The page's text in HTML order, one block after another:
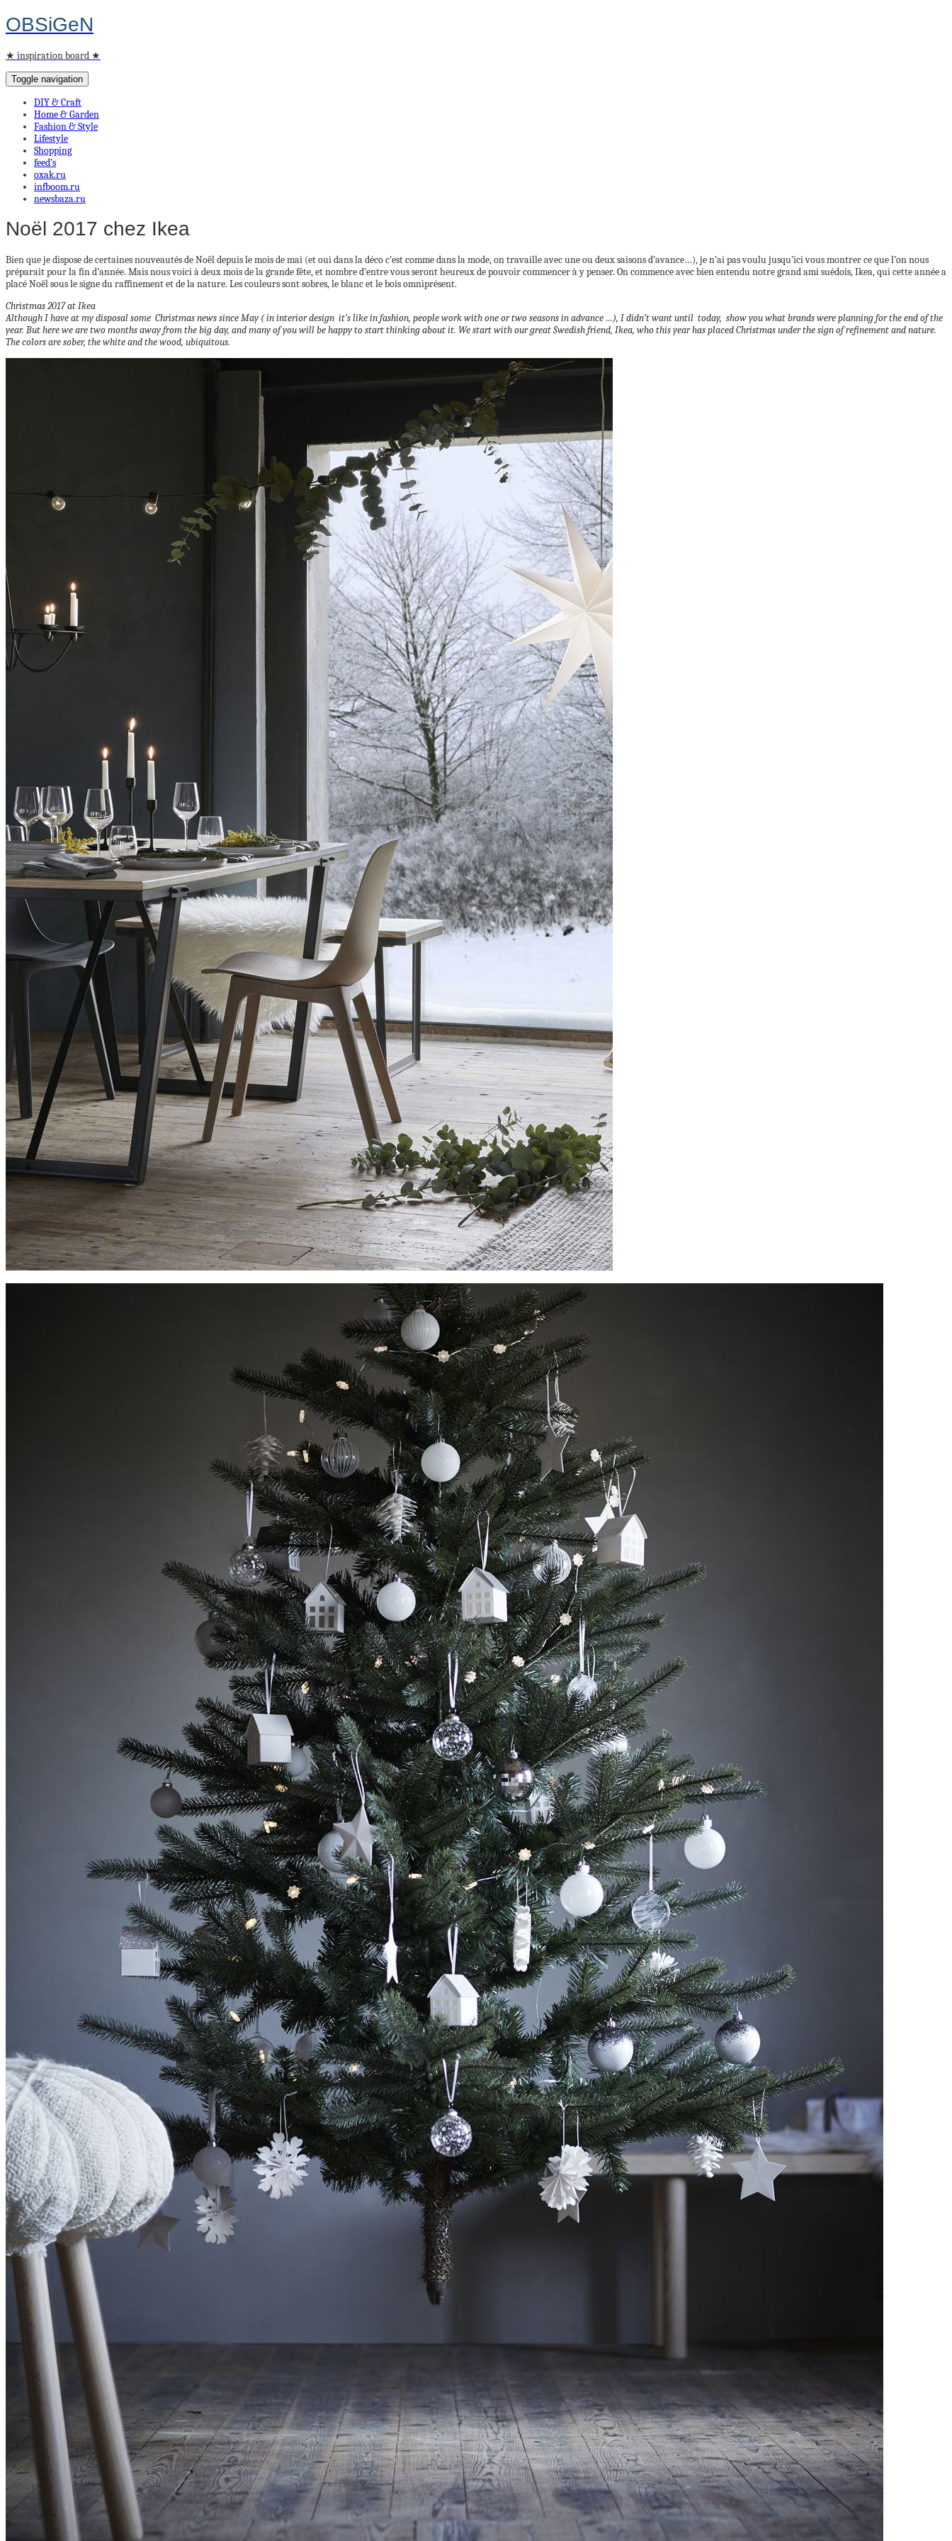
OBSiGeN
★ inspiration board ★
Toggle navigation
DIY & Craft
Home & Garden
Fashion & Style
Lifestyle
Shopping
feed’s
oxak.ru
infboom.ru
newsbaza.ru
Noël 2017 chez Ikea
Bien que je dispose de certaines nouveautés de Noël depuis le mois de mai (et oui dans la déco c’est comme dans la mode, on travaille avec une ou deux saisons d’avance…), je n’ai pas voulu jusqu’ici vous montrer ce que l’on nous
préparait pour la fin d’année. Mais nous voici à deux mois de la grande fête, et nombre d’entre vous seront heureux de pouvoir commencer à y penser. On commence avec bien entendu notre grand ami suédois, Ikea, qui cette année a
placé Noël sous le signe du raffinement et de la nature. Les couleurs sont sobres, le blanc et le bois omniprésent.
Christmas 2017 at Ikea
Although I have at my disposal some Christmas news since May ( in interior design it’s like in fashion, people work with one or two seasons in advance …), I didn’t want until today, show you what brands were planning for the end of the
year. But here we are two months away from the big day, and many of you will be happy to start thinking about it. We start with our great Swedish friend, Ikea, who this year has placed Christmas under the sign of refinement and nature.
The colors are sober, the white and the wood, ubiquitous.